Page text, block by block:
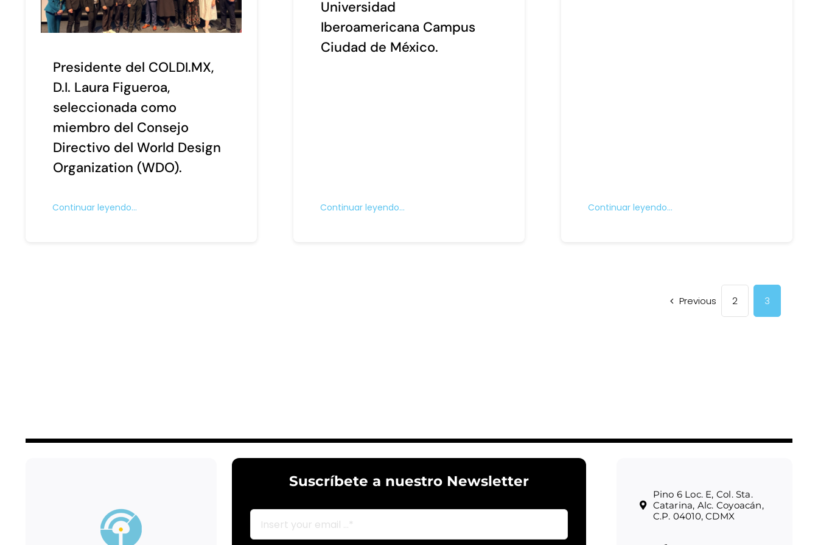
Presidente del COLDI.MX,
D.I. Laura Figueroa,
seleccionada como
miembro del Consejo
Directivo del World Design
Organization (WDO).
Continuar leyendo…
Universidad
Iberoamericana Campus
Ciudad de México.
Continuar leyendo… Continuar leyendo…
Previous 2 3
Suscríbete a nuestro Newsletter
Pino 6 Loc. E, Col. Sta.
Catarina, Alc. Coyoacán,
C.P. 04010, CDMX